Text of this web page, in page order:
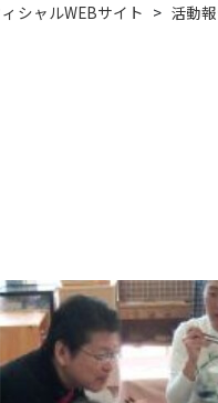
シャルWEBサイト > 活動